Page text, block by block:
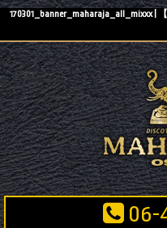
170301_banner_maharaja_all_mixxx |
06-